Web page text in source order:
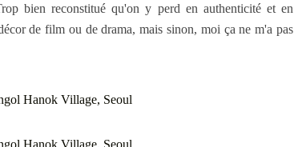
bien reconstitué qu'on y perd en authenticité et en
de film ou de drama, mais sinon, moi ça ne m'a pas